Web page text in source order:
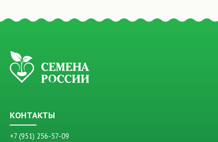
КОНТАКТЫ
+7 (951) 256-57-09